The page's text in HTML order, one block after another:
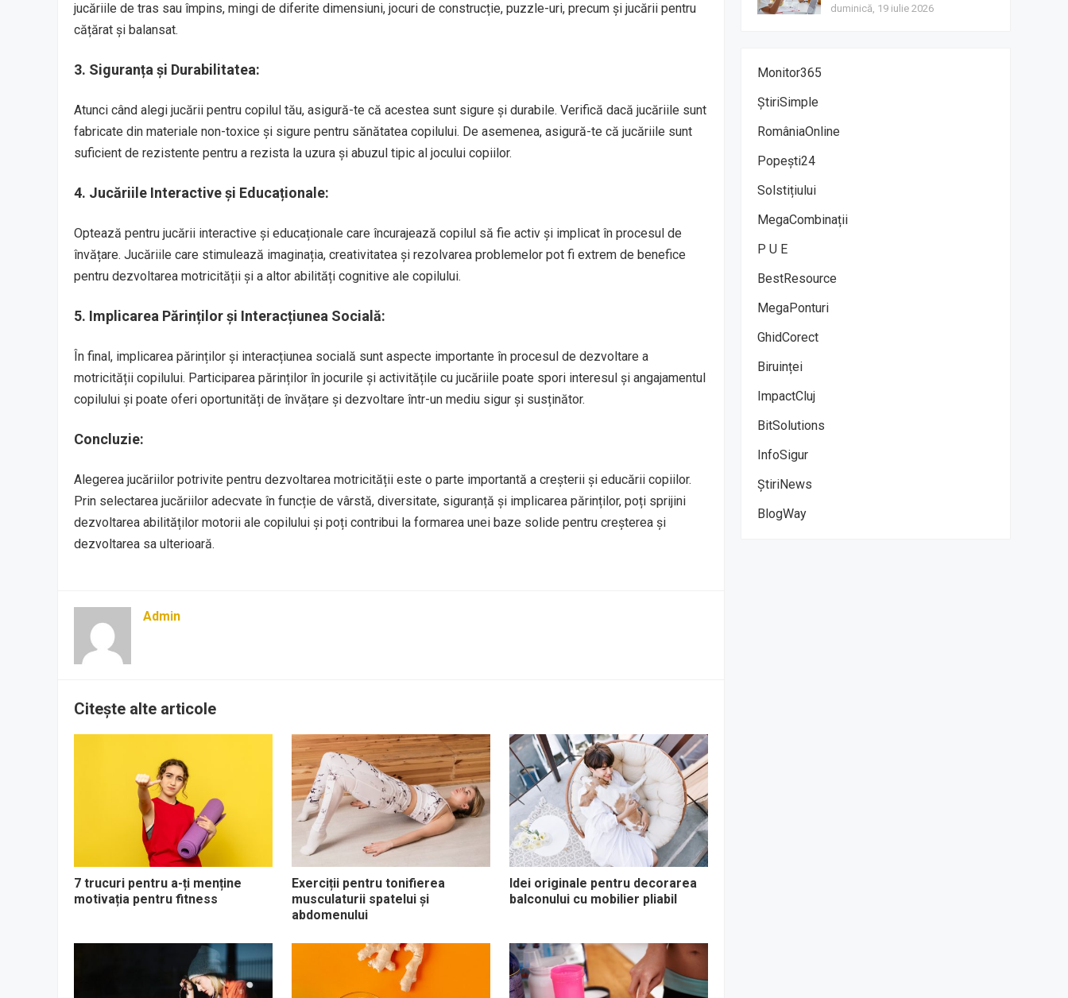
jucăriile de tras sau împins, mingi de diferite dimensiuni, jocuri de construcție, puzzle-uri, precum și jucării pentru
cățărat și balansat.
3. Siguranța și Durabilitatea:
Atunci când alegi jucării pentru copilul tău, asigură-te că acestea sunt sigure și durabile. Verifică dacă jucăriile sunt
fabricate din materiale non-toxice și sigure pentru sănătatea copilului. De asemenea, asigură-te că jucăriile sunt
suficient de rezistente pentru a rezista la uzura și abuzul tipic al jocului copiilor.
4. Jucăriile Interactive și Educaționale:
Optează pentru jucării interactive și educaționale care încurajează copilul să fie activ și implicat în procesul de
învățare. Jucăriile care stimulează imaginația, creativitatea și rezolvarea problemelor pot fi extrem de benefice
pentru dezvoltarea motricității și a altor abilități cognitive ale copilului.
5. Implicarea Părinților și Interacțiunea Socială:
În final, implicarea părinților și interacțiunea socială sunt aspecte importante în procesul de dezvoltare a
motricității copilului. Participarea părinților în jocurile și activitățile cu jucăriile poate spori interesul și angajamentul
copilului și poate oferi oportunități de învățare și dezvoltare într-un mediu sigur și susținător.
Concluzie:
Alegerea jucăriilor potrivite pentru dezvoltarea motricității este o parte importantă a creșterii și educării copiilor.
Prin selectarea jucăriilor adecvate în funcție de vârstă, diversitate, siguranță și implicarea părinților, poți sprijini
dezvoltarea abilităților motorii ale copilului și poți contribui la formarea unei baze solide pentru creșterea și
dezvoltarea sa ulterioară.
Admin
Citește alte articole
7 trucuri pentru a-ți menține
motivația pentru fitness
Exerciții pentru tonifierea
musculaturii spatelui și
abdomenului
Idei originale pentru decorarea
balconului cu mobilier pliabil
duminică, 19 iulie 2026
Monitor365
ȘtiriSimple
RomâniaOnline
Popești24
Solstițiului
MegaCombinații
P U E
BestResource
MegaPonturi
GhidCorect
Biruinței
ImpactCluj
BitSolutions
InfoSigur
ȘtiriNews
BlogWay